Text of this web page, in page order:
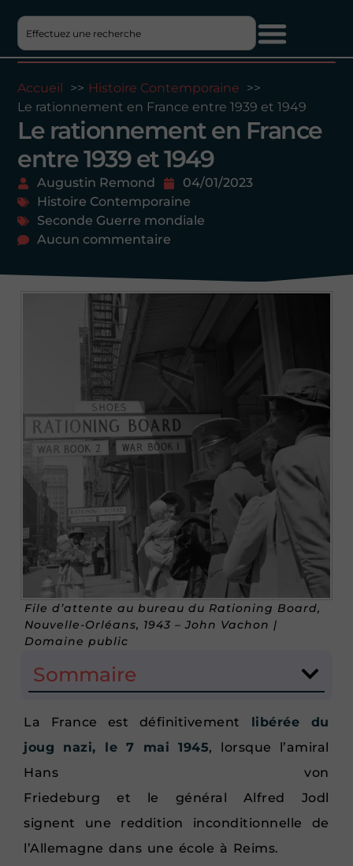
Accueil
Histoire Contemporaine
Le rationnement en France entre 1939 et 1949
Le rationnement en France
entre 1939 et 1949
Augustin Remond
04/01/2023
Histoire Contemporaine
Seconde Guerre mondiale
Aucun commentaire
File d’attente au bureau du Rationing Board,
Nouvelle-Orléans, 1943 – John Vachon |
Domaine public
Sommaire
La France est définitivement libérée du
joug nazi, le 7 mai 1945, lorsque l’amiral
Hans von
Friedeburg et le général Alfred Jodl
signent une reddition inconditionnelle de
l’Allemagne dans une école à Reims.